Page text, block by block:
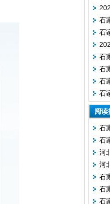
计
招
石
招
石
新
石
石
说
石
2
石
（
阅读
石
的
石
河
河
3
石
通
石
石